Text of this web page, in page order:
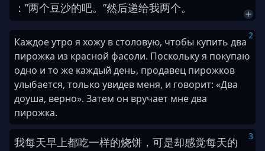
： ”两个豆沙的吧。 ”然后递给我两个。
2
Каждое утро я хожу в столовую, чтобы купить два
пирожка из красной фасоли. Поскольку я покупаю
одно и то же каждый день, продавец пирожков
улыбается, только увидев меня, и говорит: «Два
доуша, верно». Затем он вручает мне два
пирожка.
3
我每天早上都吃一样的烧饼 ， 可是却感觉每天的